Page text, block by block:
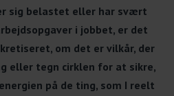
sig belastet eller har svært
i jobbet, er det
om det er vilkår, der
eller tegn cirklen for at sikre,
på de ting, som I reelt